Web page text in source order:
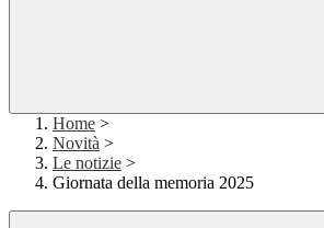
Home >
Novità >
Le notizie >
Giornata della memoria 2025